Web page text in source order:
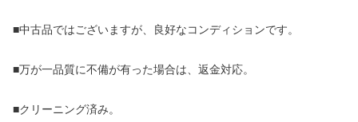
■中古品ではございますが、良好なコンディションです。
■万が一品質に不備が有った場合は、返金対応。
■クリーニング済み。